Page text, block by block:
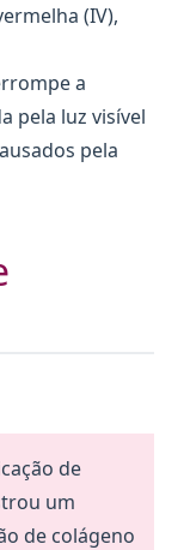
(IV),
a
pela luz visível
pela
de
um
de colágeno